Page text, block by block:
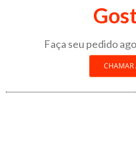
Faça seu pedido
CHAMAR